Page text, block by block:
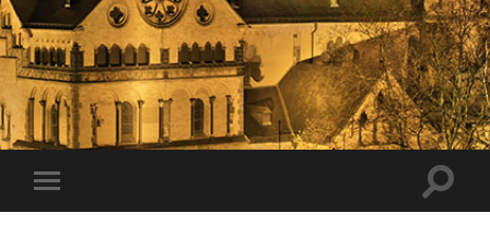
Mobile-
Menü